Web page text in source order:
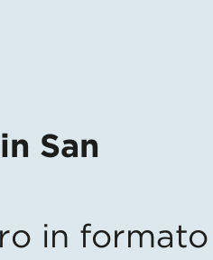
San
in formato